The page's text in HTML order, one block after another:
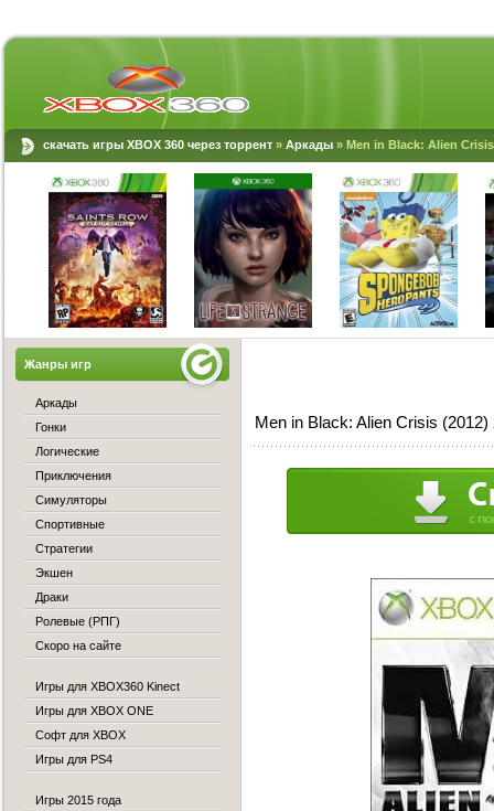
скачать игры XBOX 360 через торрент » Аркады » Men in Black: Alien Crisis
Men in Black: Alien Crisis (2012)
Жанры игр
Аркады
Гонки
Логические
Приключения
Симуляторы
Спортивные
Стратегии
Экшен
Драки
Ролевые (РПГ)
Скоро на сайте
Игры для XBOX360 Kinect
Игры для XBOX ONE
Софт для XBOX
Игры для PS4
Игры 2015 года